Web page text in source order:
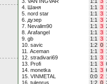
4. Шаня
1:1 3
5. nord star
1:1 3
6. дузер
1:1 3
7. Nevalim90
1:1 3
8. Arafangel
1:1 3
9. gb
1:1 3
10. savic
1:2 0
11. Aceman
1:1 3
12. stradivari69
1:1 3
13. Profi
1:1 3
14. monetka
1:1 3
15. VINMETAL
0:0 2
16. tulenrus
1:2 0